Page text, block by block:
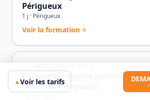
Périgueux
1 j · Périgueux
Voir la formation
Formation égalité
hommes Périgueux
▲Voir les tarifs